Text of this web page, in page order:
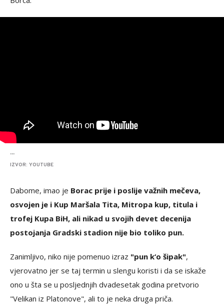
...
IZVOR: YOUTUBE
Dabome, imao je Borac prije i poslije važnih mečeva,
osvojen je i Kup Maršala Tita, Mitropa kup, titula i
trofej Kupa BiH, ali nikad u svojih devet decenija
postojanja Gradski stadion nije bio toliko pun.
Zanimljivo, niko nije pomenuo izraz "pun k‘o šipak",
vjerovatno jer se taj termin u slengu koristi i da se iskaže
ono u šta se u posljednjih dvadesetak godina pretvorio
"Velikan iz Platonove", ali to je neka druga priča.